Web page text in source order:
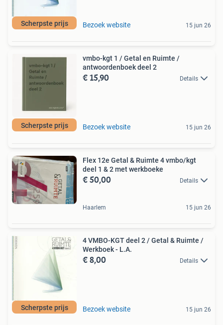
Scherpste prijs Bezoek website 15 jun 26
Scherpste prijs
vmbo-kgt 1 / Getal en Ruimte /
antwoordenboek deel 2
€ 15,90 Details
Bezoek website 15 jun 26
Flex 12e Getal & Ruimte 4 vmbo/kgt
deel 1 & 2 met werkboeke
€ 50,00 Details
Haarlem 15 jun 26
Scherpste prijs
4 VMBO-KGT deel 2 / Getal & Ruimte /
Werkboek - L.A.
€ 8,00 Details
Bezoek website 15 jun 26